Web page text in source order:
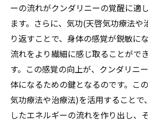
ーの流れがクンダリニーの覚醒に適
ます。さらに、気功(天啓気功療法や
り返すことで、身体の感覚が鋭敏に
流れをより繊細に感じ取ることがで
す。この感覚の向上が、クンダリニ
体になるための鍵となるのです。こ
気功療法や治療法)を活用することで
したエネルギーの流れを作り出し、